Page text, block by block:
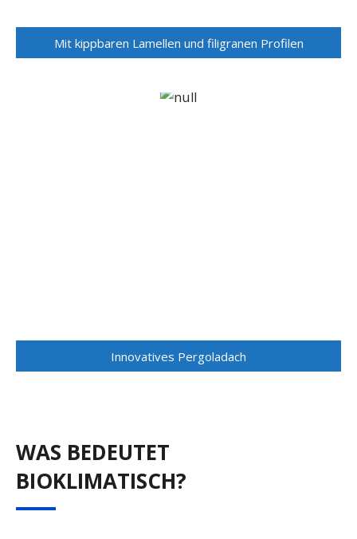
Mit kippbaren Lamellen und filigranen Profilen
Innovatives Pergoladach
WAS BEDEUTET
BIOKLIMATISCH?